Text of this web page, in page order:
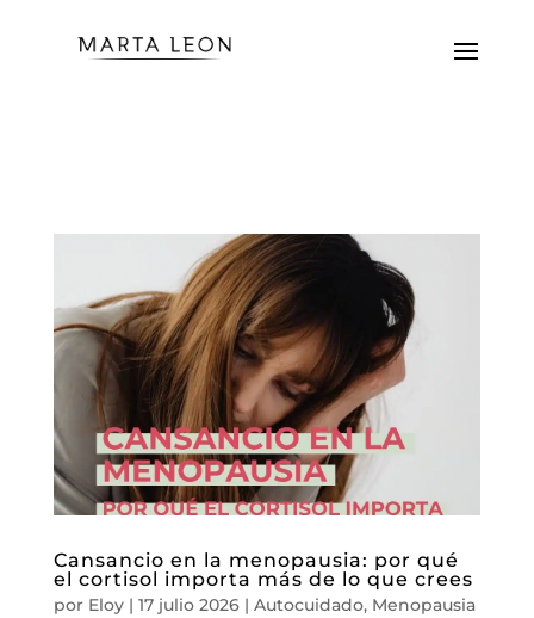
Cansancio en la menopausia: por qué
el cortisol importa más de lo que crees
por Eloy| 17 julio 2026| Autocuidado, Menopausia